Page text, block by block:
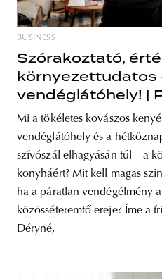
BUSINESS
Szórakoztató,
környezettudatos
vendéglátóhely! |
rész
Mi a tökéletes kovászos
vendéglátóhely és a
szívószál elhagyásán túl – a
konyháért? Mit kell magas
ha a páratlan vendégélmény
közösséteremtő ereje? Íme a
Déryné,